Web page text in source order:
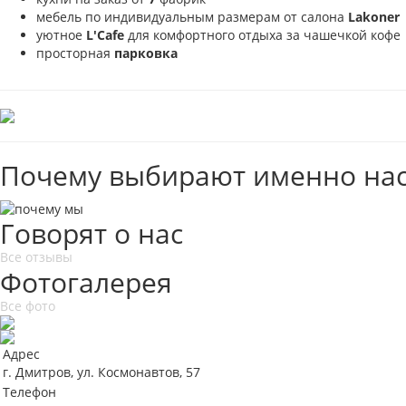
мебель по индивидуальным размерам от салона Lakoner
уютное L'Cafe для комфортного отдыха за чашечкой кофе
просторная парковка
Почему выбирают именно
Говорят о нас
Все отзывы
Фотогалерея
Все фото
Адрес
г. Дмитров, ул. Космонавтов, 57
Телефон